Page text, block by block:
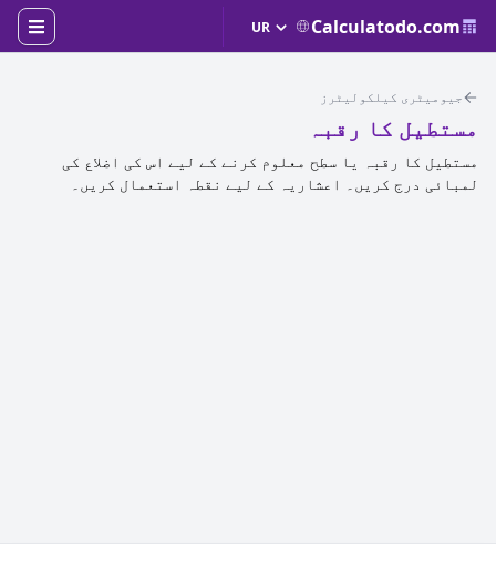
Calculatodo.com
جیومیٹری کیلکولیٹرز
مستطیل کا رقبہ
مستطیل کا رقبہ یا سطح معلوم کرنے کے لیے اس کی اضلاع کی
لمبائی درج کریں۔ اعشاریہ کے لیے نقطہ استعمال کریں۔